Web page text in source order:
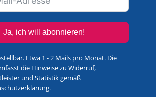
Ja, ich will abonnieren!
Etwa 1 - 2 Mails pro Monat. Die
die Hinweise zu Widerruf,
und Statistik gemäß
.